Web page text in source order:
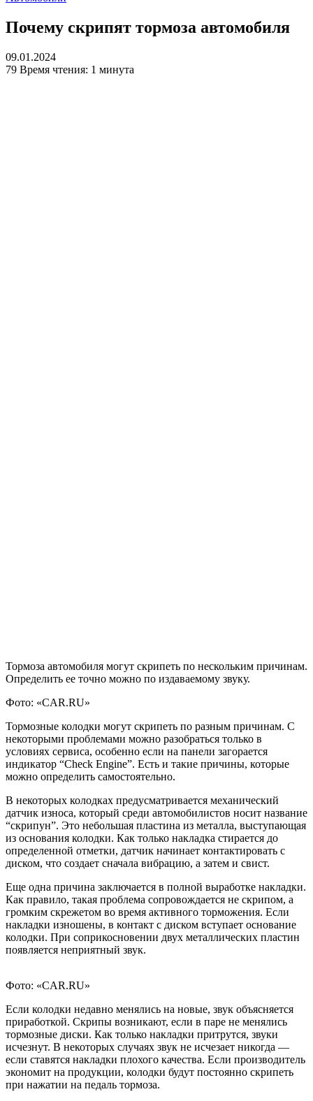
Почему скрипят тормоза автомобиля
09.01.2024
79 Время чтения: 1 минута
Тормоза автомобиля могут скрипеть по нескольким причинам.
Определить ее точно можно по издаваемому звуку.
Фото: «CAR.RU»
Тормозные колодки могут скрипеть по разным причинам. С
некоторыми проблемами можно разобраться только в
условиях сервиса, особенно если на панели загорается
индикатор “Check Engine”. Есть и такие причины, которые
можно определить самостоятельно.
В некоторых колодках предусматривается механический
датчик износа, который среди автомобилистов носит название
“скрипун”. Это небольшая пластина из металла, выступающая
из основания колодки. Как только накладка стирается до
определенной отметки, датчик начинает контактировать с
диском, что создает сначала вибрацию, а затем и свист.
Еще одна причина заключается в полной выработке накладки.
Как правило, такая проблема сопровождается не скрипом, а
громким скрежетом во время активного торможения. Если
накладки изношены, в контакт с диском вступает основание
колодки. При соприкосновении двух металлических пластин
появляется неприятный звук.
Фото: «CAR.RU»
Если колодки недавно менялись на новые, звук объясняется
приработкой. Скрипы возникают, если в паре не менялись
тормозные диски. Как только накладки притрутся, звуки
исчезнут. В некоторых случаях звук не исчезает никогда —
если ставятся накладки плохого качества. Если производитель
экономит на продукции, колодки будут постоянно скрипеть
при нажатии на педаль тормоза.